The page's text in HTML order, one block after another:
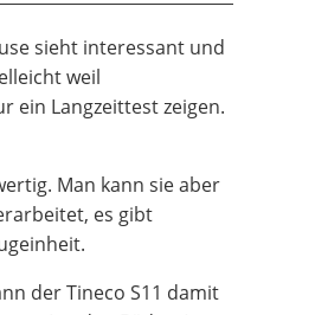
sieht interessant und
weil
ein Langzeittest zeigen.
Man kann sie aber
es gibt
der Tineco S11 damit